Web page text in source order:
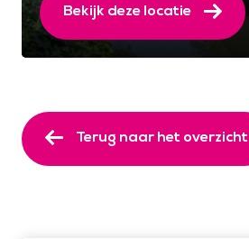
Bekijk deze locatie
Terug naar het overzicht